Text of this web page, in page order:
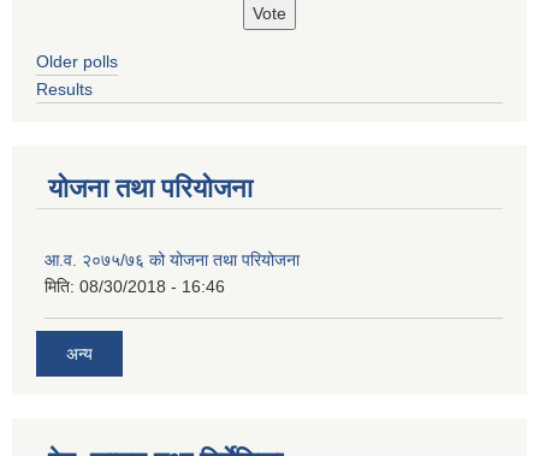
Older polls
Results
योजना तथा परियोजना
आ.व. २०७५/७६ को योजना तथा परियोजना
मिति: 08/30/2018 - 16:46
अन्य